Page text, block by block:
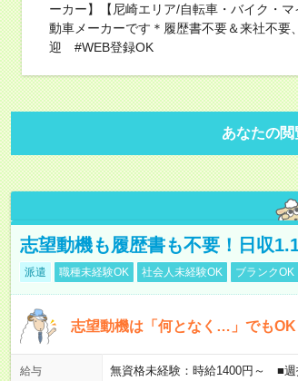
ーカー】【尼崎エリア/自転車・バイク・
動車メーカーです＊履歴書不要＆来社不
迎 #WEB登録OK
あなたの
志望動機も履歴書も不要！日収
派遣 職種未経験OK 社会人未経験OK ブランクOK
志望動機は「何となく…」でもOK
給与 無資格未経験：時給1400円～ ■